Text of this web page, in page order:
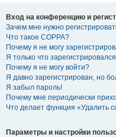
Вход на конференцию и
Зачем мне нужно
Что такое COPPA?
Почему я не могу
Я только что
Почему я не могу войти?
Я давно зарегистрирован, но
Я забыл пароль!
Почему мне периодически
Что делает функция «Удалить
Параметры и настройки